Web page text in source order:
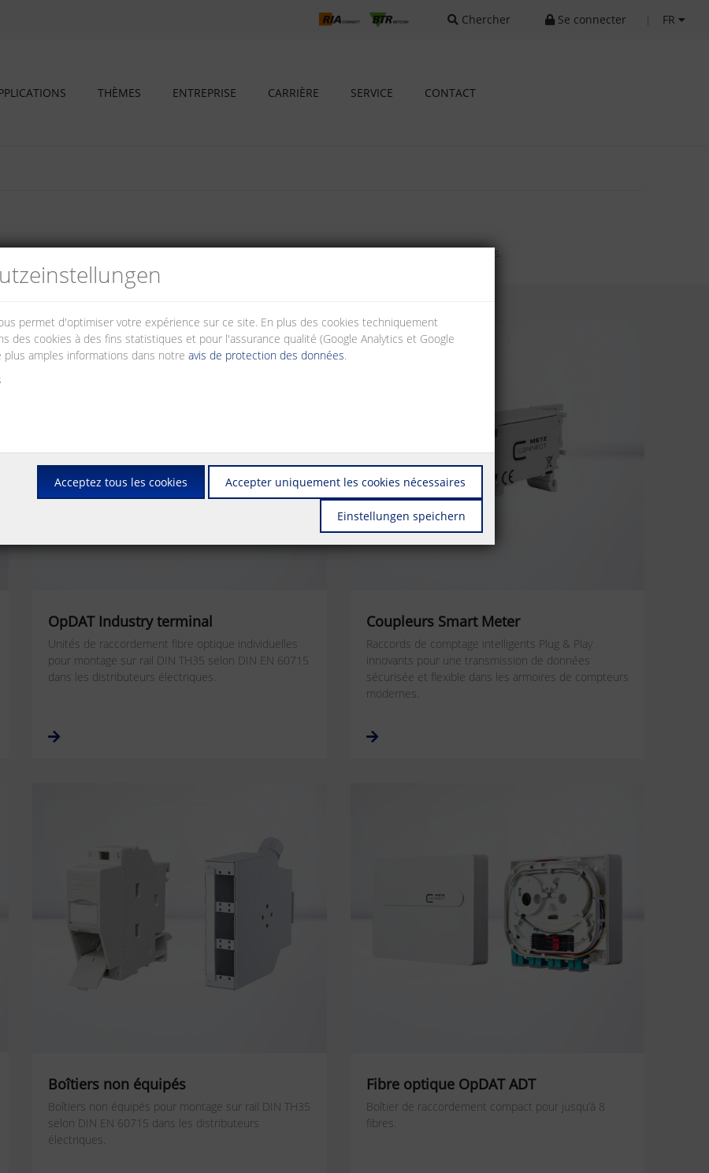
Chercher Se connecter FR
THÈMES ENTREPRISE CARRIÈRE SERVICE CONTACT
DIN EN 60715 dans les distributeurs électriques pour installations domestiques et industrielles.
OpDAT Industry terminal
Unités de raccordement fibre optique individuelles
pour montage sur rail DIN TH35 selon DIN EN 60715
dans les distributeurs électriques.
Coupleurs Smart Meter
Raccords de comptage intelligents Plug & Play
innovants pour une transmission de données
sécurisée et flexible dans les armoires de compteurs
modernes.
Boîtiers non équipés
Boîtiers non équipés pour montage sur rail DIN TH35
selon DIN EN 60715 dans les distributeurs
électriques.
Fibre optique OpDAT ADT
Boîtier de raccordement compact pour jusqu’à 8
fibres.
permet d'optimiser votre expérience sur ce site. En plus des cookies techniquement
des cookies à des fins statistiques et pour l'assurance qualité (Google Analytics et Google
plus amples informations dans notre avis de protection des données.
Acceptez tous les cookies Accepter uniquement les cookies nécessaires
Einstellungen speichern